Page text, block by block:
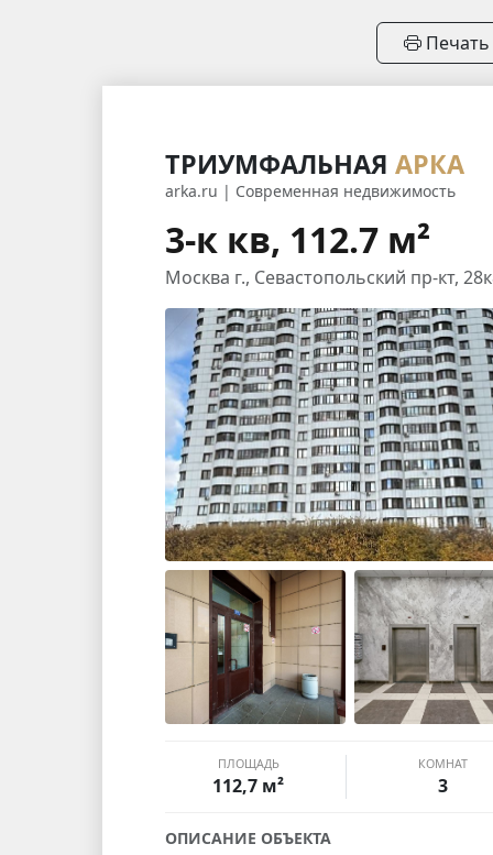
Печать
ТРИУМФАЛЬНАЯ АРКА
arka.ru | Современная недвижимость
3-к кв, 112.7 м²
Москва г., Севастопольский пр-кт,
ПЛОЩАДЬ
112,7 м²
КОМНАТ
3
ОПИСАНИЕ ОБЪЕКТА